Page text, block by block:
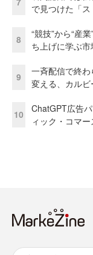
で見つけた「ス
8
“競技”から“産
ち上げに学ぶ
9
一斉配信で終
変える、カル
10
ChatGPT広告
ィック・コマ